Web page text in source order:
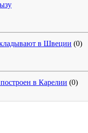
в Швеции (0)
в Карелии (0)